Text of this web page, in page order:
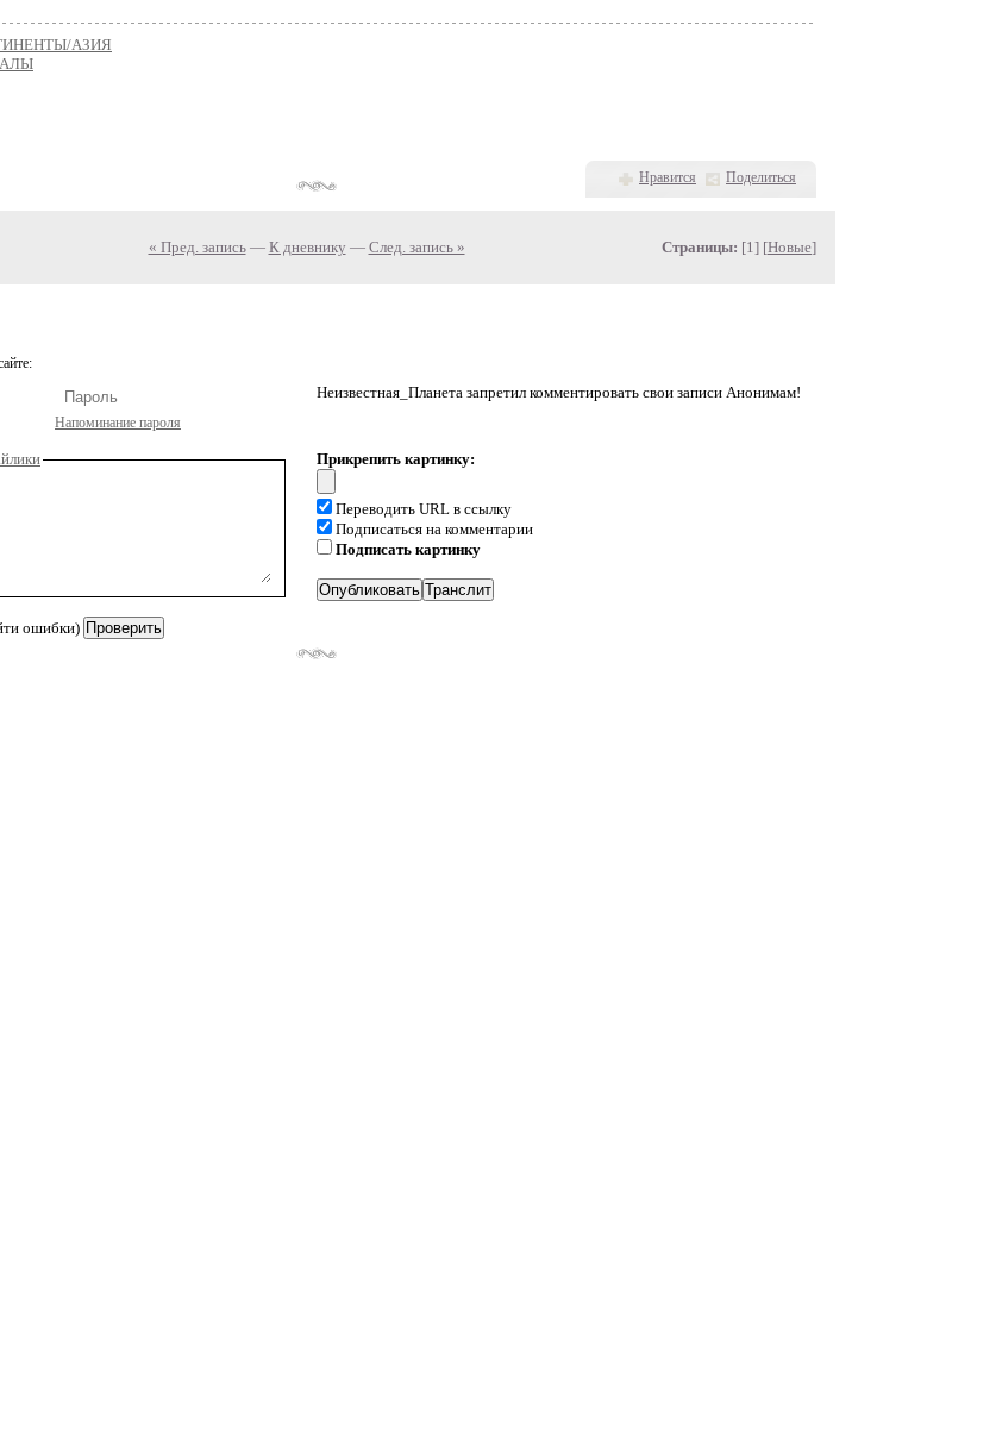
АЗИЯ
Нравится Поделиться
« Пред. запись— К дневнику — След. запись » Страницы: [1] [Новые]
Напоминание пароля
Неизвестная_Планета запретил комментировать свои записи Анонимам!
ошибки)
Прикрепить картинку:
Переводить URL в ссылку
Подписаться на комментарии
Подписать картинку